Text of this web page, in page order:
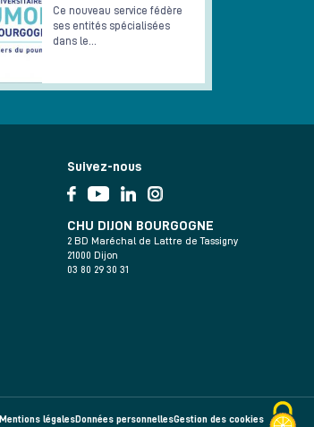
Ce nouveau service fédère
ses entités spécialisées
dans le…
Suivez-nous
CHU DIJON BOURGOGNE
2 BD Maréchal de Lattre de Tassigny
21000 Dijon
03 80 29 30 31
Mentions légalesDonnées personnellesGestion des cookies